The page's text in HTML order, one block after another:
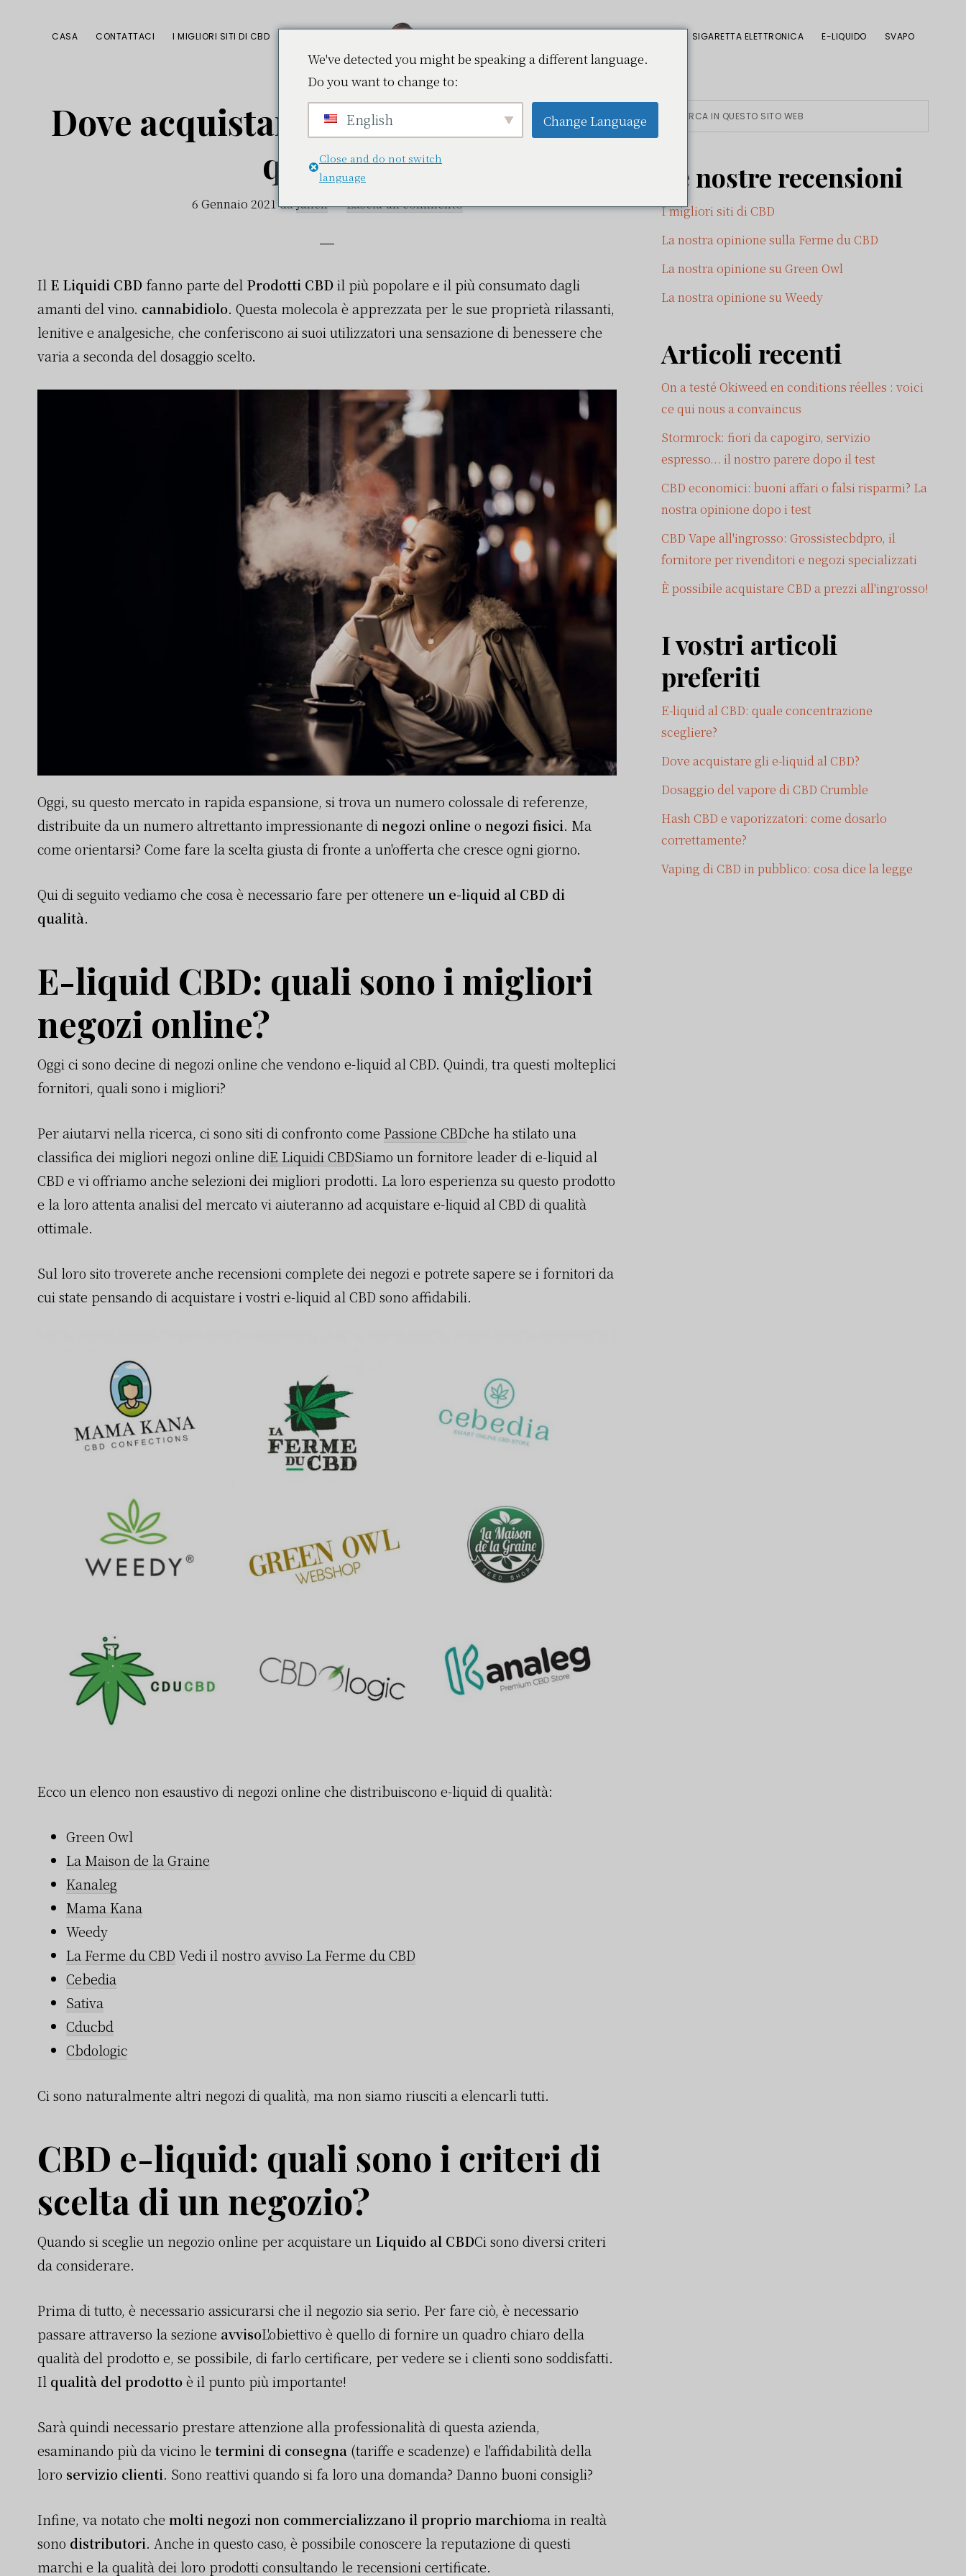
primaria
CASA CONTATTACI I MIGLIORI SITI DI CBD
Vapokaz.com
SIGARETTA ELETTRONICA E-LIQUIDO SVAPO
Dove acquistare e-liquid al CBD di
qualità?
6 Gennaio 2021daJulien Lascia un commento
Il E Liquidi CBD fanno parte del Prodotti CBDil più popolare e il più consumato dagli
amanti del vino. cannabidiolo. Questa molecola è apprezzata per le sue proprietà rilassanti,
lenitive e analgesiche, che conferiscono ai suoi utilizzatori una sensazione di benessere che
varia a seconda del dosaggio scelto.
Oggi, su questo mercato in rapida espansione, si trova un numero colossale di referenze,
distribuite da un numero altrettanto impressionante dinegozi online o negozi fisici. Ma
come orientarsi? Come fare la scelta giusta di fronte a un'offerta che cresce ogni giorno.
Qui di seguito vediamo che cosa è necessario fare per ottenere un e-liquid al CBD di
qualità.
E-liquid CBD: quali sono i migliori
negozi online?
Oggi ci sono decine di negozi online che vendono e-liquid al CBD. Quindi, tra questi molteplici
fornitori, quali sono i migliori?
Per aiutarvi nella ricerca, ci sono siti di confronto come Passione CBDche ha stilato una
classifica dei migliori negozi online diE Liquidi CBDSiamo un fornitore leader di e-liquid al
CBD e vi offriamo anche selezioni dei migliori prodotti. La loro esperienza su questo prodotto
e la loro attenta analisi del mercato vi aiuteranno ad acquistare e-liquid al CBD di qualità
ottimale.
Sul loro sito troverete anche recensioni complete dei negozi e potrete sapere se i fornitori da
cui state pensando di acquistare i vostri e-liquid al CBD sono affidabili.
Ecco un elenco non esaustivo di negozi online che distribuiscono e-liquid di qualità:
Green Owl
La Maison de la Graine
Kanaleg
Mama Kana
Weedy
La Ferme du CBD Vedi il nostro avviso La Ferme du CBD
Cebedia
Sativa
Cducbd
Cbdologic
Ci sono naturalmente altri negozi di qualità, ma non siamo riusciti a elencarli tutti.
CBD e-liquid: quali sono i criteri di
scelta di un negozio?
Quando si sceglie un negozio online per acquistare un Liquido al CBDCi sono diversi criteri
da considerare.
Prima di tutto, è necessario assicurarsi che il negozio sia serio. Per fare ciò, è necessario
passare attraverso la sezione avvisoL'obiettivo è quello di fornire un quadro chiaro della
qualità del prodotto e, se possibile, di farlo certificare, per vedere se i clienti sono soddisfatti.
Il qualità del prodottoè il punto più importante!
Sarà quindi necessario prestare attenzione alla professionalità di questa azienda,
esaminando più da vicino le termini di consegna (tariffe e scadenze) e l'affidabilità della
loro servizio clienti. Sono reattivi quando si fa loro una domanda? Danno buoni consigli?
Infine, va notato che molti negozi non commercializzano il proprio marchioma in realtà
sono distributori. Anche in questo caso, è possibile conoscere la reputazione di questi
marchi e la qualità dei loro prodotti consultando le recensioni certificate.
Barra
laterale
primaria
Cerca
Le nostre recensioni
I migliori siti di CBD
La nostra opinione sulla Ferme du CBD
La nostra opinione su Green Owl
La nostra opinione su Weedy
Articoli recenti
On a testé Okiweed en conditions réelles : voici
ce qui nous a convaincus
Stormrock: fiori da capogiro, servizio
espresso... il nostro parere dopo il test
CBD economici: buoni affari o falsi risparmi? La
nostra opinione dopo i test
CBD Vape all'ingrosso: Grossistecbdpro, il
fornitore per rivenditori e negozi specializzati
È possibile acquistare CBD a prezzi all'ingrosso!
I vostri articoli
preferiti
E-liquid al CBD: quale concentrazione
scegliere?
Dove acquistare gli e-liquid al CBD?
Dosaggio del vapore di CBD Crumble
Hash CBD e vaporizzatori: come dosarlo
correttamente?
Vaping di CBD in pubblico: cosa dice la legge
We've detected you might be speaking a different language.
Do you want to change to:
English Change Language
Close and do not switch
language